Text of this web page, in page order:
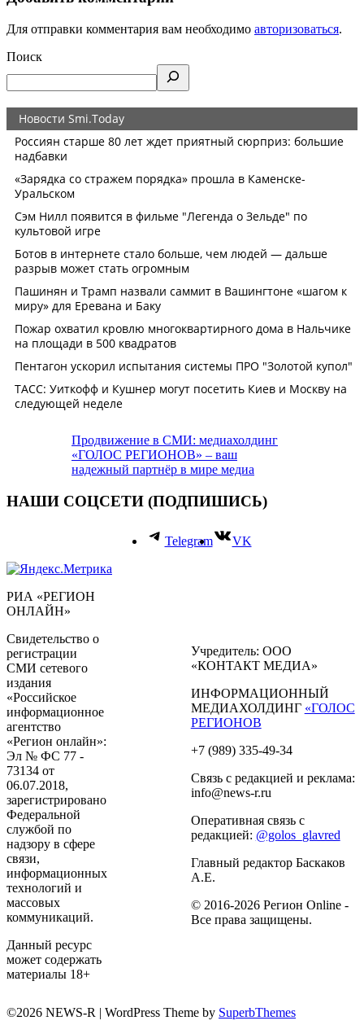
Для отправки комментария вам необходимо авторизоваться.
Поиск
Продвижение в СМИ: медиахолдинг
«ГОЛОС РЕГИОНОВ» – ваш
надежный партнёр в мире медиа
НАШИ СОЦСЕТИ (ПОДПИШИСЬ)
Telegram VK
РИА «РЕГИОН
ОНЛАЙН»
Свидетельство о
регистрации
СМИ сетевого
издания
«Российское
информационное
агентство
«Регион онлайн»:
Эл № ФС 77 -
73134 от
06.07.2018,
зарегистрировано
Федеральной
службой по
надзору в сфере
связи,
информационных
технологий и
массовых
коммуникаций.
Данный ресурс
может содержать
материалы 18+
Учредитель: ООО
«КОНТАКТ МЕДИА»
ИНФОРМАЦИОННЫЙ
МЕДИАХОЛДИНГ «ГОЛОС
РЕГИОНОВ
+7 (989) 335-49-34
Связь с редакцией и реклама:
info@news-r.ru
Оперативная связь с
редакцией: @golos_glavred
Главный редактор Баскаков
А.Е.
© 2016-2026 Регион Online -
Все права защищены.
©2026 NEWS-R | WordPress Theme by SuperbThemes